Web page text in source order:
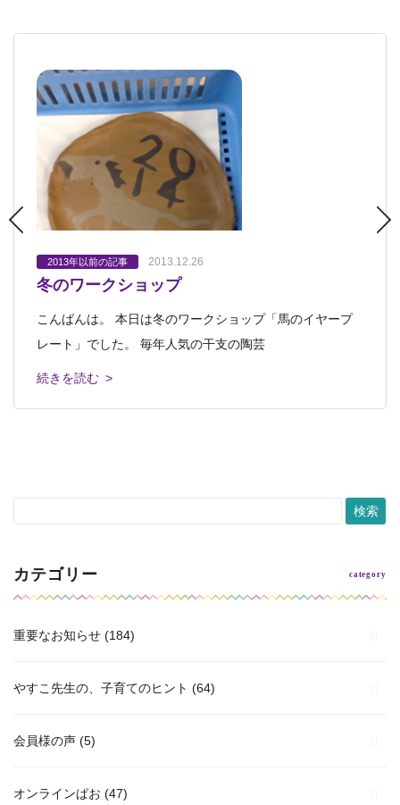
2013年以前の記事 2013.12.26
冬のワークショップ
こんばんは。 本日は冬のワークショップ「馬のイヤープ
レート」でした。 毎年人気の干支の陶芸
続きを読む >
2013年以前の記事 2013.12.20
第２回広島県ジュニア美術展
こんにちは。 広島県立美術館にて「第２回広島県ジュニ
ア美術展」が昨年に引き続き、開催中です
続きを読む >
2013年以前の記事 2013.12.17
「シャガール展」＆「広島県ジュニア美術
展」鑑賞ツアー
広島県立美術館での「シャガール展」はもうご覧になりま
したか？ まだという皆さん、ぜひ一緒に
2013年以前の記事 2013.12.11
冬のワークショップ申込み受付中
こんにちは。 今日は風が強くて寒いですね。 そんな寒い
冬を吹き飛ばす「冬のワークショップ」
続きを読む >
2013年以前の記事 2013.11.13
展覧会オープンしました
「アトリエぱおの仲間たち展2013」オープンしました。
本日は19時までです。 皆さんのお
続きを読む >
カテゴリー
重要なお知らせ (184)
やすこ先生の、子育てのヒント (64)
会員様の声 (5)
オンラインぱお (47)